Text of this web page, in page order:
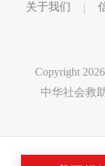
关于我们
Copyright
中华社会